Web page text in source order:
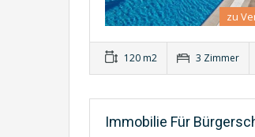
zu
120 m2 3 Zimmer
Immobilie Für